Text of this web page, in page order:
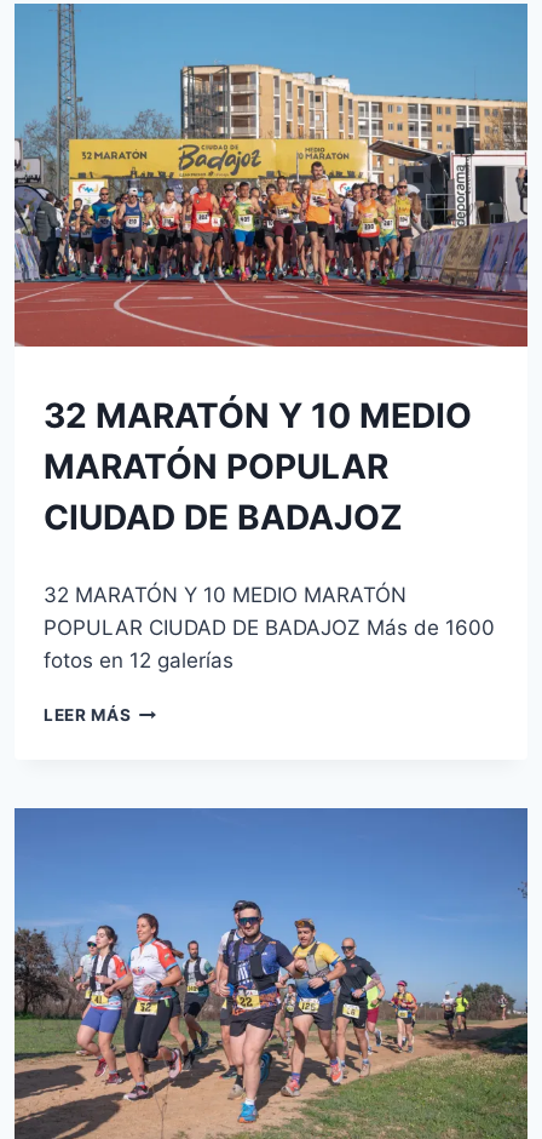
POR
IGUALDAD
SIN
CATEGORÍA
32 MARATÓN Y 10 MEDIO
MARATÓN POPULAR
CIUDAD DE BADAJOZ
josecauria
32 MARATÓN Y 10 MEDIO MARATÓN
POPULAR CIUDAD DE BADAJOZ Más de 1600
fotos en 12 galerías
LEER MÁS 32
MEDIO
DE
BADAJOZ